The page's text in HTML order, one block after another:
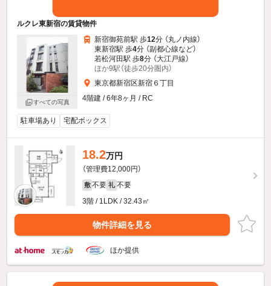
ルクレ東新宿の賃貸物件
すべての写真
新宿御苑前駅 歩12分 （丸ノ内線）
東新宿駅 歩4分 （副都心線など）
若松河田駅 歩8分 （大江戸線）
ほか9駅（徒歩20分圏内）
東京都新宿区新宿６丁目
4階建 / 6年8ヶ月 / RC
駐車場あり 宅配ボックス
18.2万円
（管理費12,000円）
敷 不要 礼 不要
3階 / 1LDK / 32.43㎡
物件詳細を見る
ほか提供